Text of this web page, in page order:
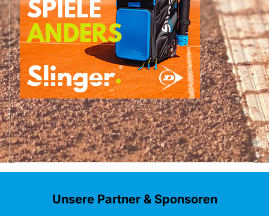
Unsere Partner & Sponsoren